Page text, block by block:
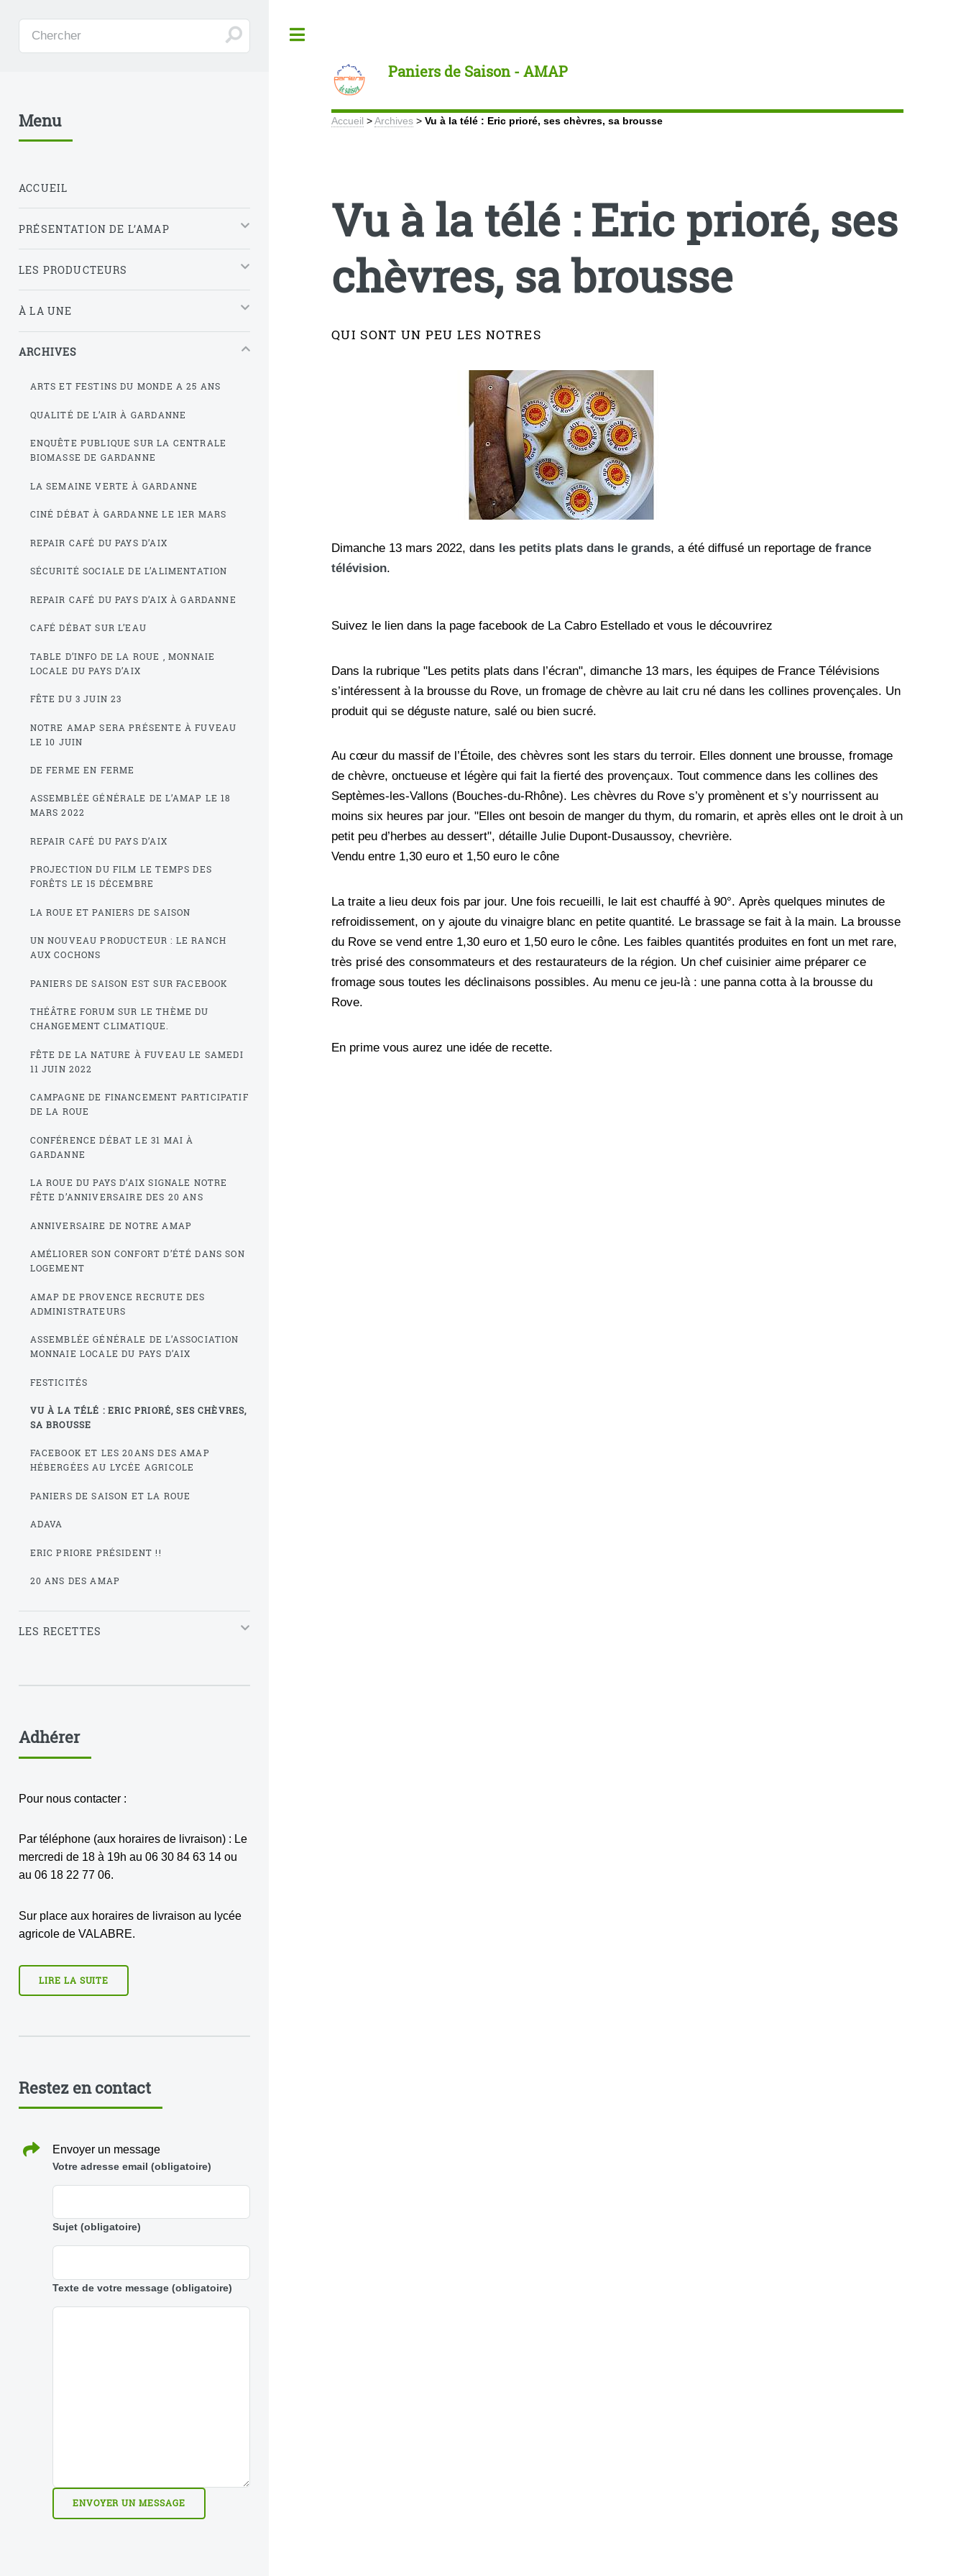
Paniers de Saison - AMAP
Accueil >Archives >Vu à la télé : Eric prioré, ses chèvres, sa brousse
Vu à la télé : Eric prioré, ses
chèvres, sa brousse
QUI SONT UN PEU LES NOTRES
Dimanche 13 mars 2022, dans les petits plats dans le grands, a été diffusé un reportage defrance
télévision.
Suivez le lien dans la page facebook de La Cabro Estellado et vous le découvrirez
Dans la rubrique "Les petits plats dans l’écran", dimanche 13 mars, les équipes de France Télévisions
s’intéressent à la brousse du Rove, un fromage de chèvre au lait cru né dans les collines provençales. Un
produit qui se déguste nature, salé ou bien sucré.
Au cœur du massif de l’Étoile, des chèvres sont les stars du terroir. Elles donnent une brousse, fromage
de chèvre, onctueuse et légère qui fait la fierté des provençaux. Tout commence dans les collines des
Septèmes-les-Vallons (Bouches-du-Rhône). Les chèvres du Rove s’y promènent et s’y nourrissent au
moins six heures par jour. "Elles ont besoin de manger du thym, du romarin, et après elles ont le droit à un
petit peu d’herbes au dessert", détaille Julie Dupont-Dusaussoy, chevrière.
Vendu entre 1,30 euro et 1,50 euro le cône
La traite a lieu deux fois par jour. Une fois recueilli, le lait est chauffé à 90°. Après quelques minutes de
refroidissement, on y ajoute du vinaigre blanc en petite quantité. Le brassage se fait à la main. La brousse
du Rove se vend entre 1,30 euro et 1,50 euro le cône. Les faibles quantités produites en font un met rare,
très prisé des consommateurs et des restaurateurs de la région. Un chef cuisinier aime préparer ce
fromage sous toutes les déclinaisons possibles. Au menu ce jeu-là : une panna cotta à la brousse du
Rove.
En prime vous aurez une idée de recette.
Menu
ACCUEIL
PRÉSENTATION DE L’AMAP
LES PRODUCTEURS
À LA UNE
ARCHIVES
ARTS ET FESTINS DU MONDE A 25 ANS
QUALITÉ DE L’AIR À GARDANNE
ENQUÊTE PUBLIQUE SUR LA CENTRALE
BIOMASSE DE GARDANNE
LA SEMAINE VERTE À GARDANNE
CINÉ DÉBAT À GARDANNE LE 1ER MARS
REPAIR CAFÉ DU PAYS D’AIX
SÉCURITÉ SOCIALE DE L’ALIMENTATION
REPAIR CAFÉ DU PAYS D’AIX À GARDANNE
CAFÉ DÉBAT SUR L’EAU
TABLE D’INFO DE LA ROUE , MONNAIE
LOCALE DU PAYS D’AIX
FÊTE DU 3 JUIN 23
NOTRE AMAP SERA PRÉSENTE À FUVEAU
LE 10 JUIN
DE FERME EN FERME
ASSEMBLÉE GÉNÉRALE DE L’AMAP LE 18
MARS 2022
REPAIR CAFÉ DU PAYS D’AIX
PROJECTION DU FILM LE TEMPS DES
FORÊTS LE 15 DÉCEMBRE
LA ROUE ET PANIERS DE SAISON
UN NOUVEAU PRODUCTEUR : LE RANCH
AUX COCHONS
PANIERS DE SAISON EST SUR FACEBOOK
THÉÂTRE FORUM SUR LE THÈME DU
CHANGEMENT CLIMATIQUE.
FÊTE DE LA NATURE À FUVEAU LE SAMEDI
11 JUIN 2022
CAMPAGNE DE FINANCEMENT PARTICIPATIF
DE LA ROUE
CONFÉRENCE DÉBAT LE 31 MAI À
GARDANNE
LA ROUE DU PAYS D’AIX SIGNALE NOTRE
FÊTE D’ANNIVERSAIRE DES 20 ANS
ANNIVERSAIRE DE NOTRE AMAP
AMÉLIORER SON CONFORT D’ÉTÉ DANS SON
LOGEMENT
AMAP DE PROVENCE RECRUTE DES
ADMINISTRATEURS
ASSEMBLÉE GÉNÉRALE DE L’ASSOCIATION
MONNAIE LOCALE DU PAYS D’AIX
FESTICITÉS
VU À LA TÉLÉ : ERIC PRIORÉ, SES CHÈVRES,
SA BROUSSE
FACEBOOK ET LES 20ANS DES AMAP
HÉBERGÉES AU LYCÉE AGRICOLE
PANIERS DE SAISON ET LA ROUE
ADAVA
ERIC PRIORE PRÉSIDENT !!
20 ANS DES AMAP
LES RECETTES
Adhérer
Pour nous contacter :
Par téléphone (aux horaires de livraison) : Le
mercredi de 18 à 19h au 06 30 84 63 14 ou
au 06 18 22 77 06.
Sur place aux horaires de livraison au lycée
agricole de VALABRE.
LIRE LA SUITE
Restez en contact
Envoyer un message
Votre adresse email (obligatoire)
Sujet (obligatoire)
Texte de votre message (obligatoire)